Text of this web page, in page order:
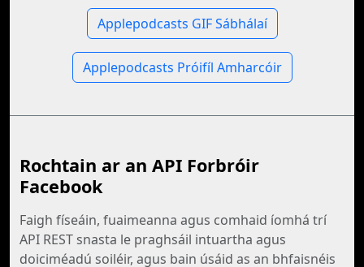
Applepodcasts GIF Sábhálaí
Applepodcasts Próifíl Amharcóir
Rochtain ar an API Forbróir
Facebook
Faigh físeáin, fuaimeanna agus comhaid íomhá trí
API REST snasta le praghsáil intuartha agus
doiciméadú soiléir, agus bain úsáid as an bhfaisnéis